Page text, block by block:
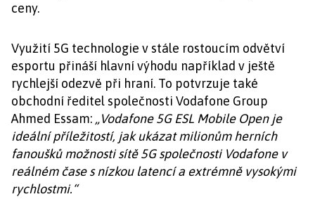
ceny.
Využití 5G technologie v stále rostoucím odvětví
esportu přináší hlavní výhodu například v ještě
rychlejší odezvě při hraní. To potvrzuje také
obchodní ředitel společnosti Vodafone Group
Ahmed Essam: „Vodafone 5G ESL Mobile Open je
ideální příležitostí, jak ukázat milionům herních
fanoušků možnosti sítě 5G společnosti Vodafone v
reálném čase s nízkou latencí a extrémně vysokými
rychlostmi.“